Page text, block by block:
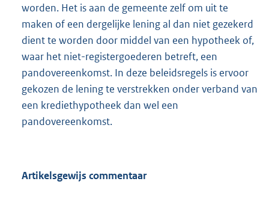
worden. Het is aan de gemeente zelf om uit te
maken of een dergelijke lening al dan niet gezekerd
dient te worden door middel van een hypotheek of,
waar het niet-registergoederen betreft, een
pandovereenkomst. In deze beleidsregels is ervoor
gekozen de lening te verstrekken onder verband van
een krediethypotheek dan wel een
pandovereenkomst.
Artikelsgewijs commentaar